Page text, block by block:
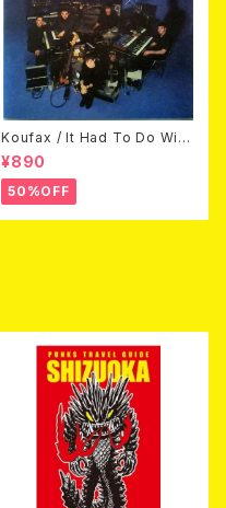
Koufax / It Had To Do With
Love (CD)
¥890
50%OFF